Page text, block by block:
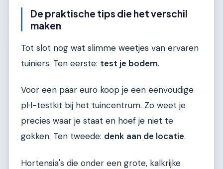
De praktische tips die het verschil
maken
Tot slot nog wat slimme weetjes van ervaren
tuiniers. Ten eerste: test je bodem.
Voor een paar euro koop je een eenvoudige
pH-testkit bij het tuincentrum. Zo weet je
precies waar je staat en hoef je niet te
gokken. Ten tweede: denk aan de locatie.
Hortensia's die onder een grote, kalkrijke